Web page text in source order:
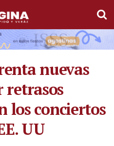
nuevas
retrasos
los conciertos
UU